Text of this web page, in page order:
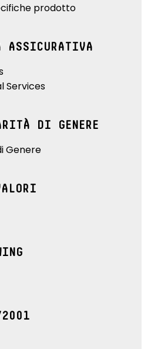
prodotto
ASSICURATIVA
Services
DI GENERE
Genere